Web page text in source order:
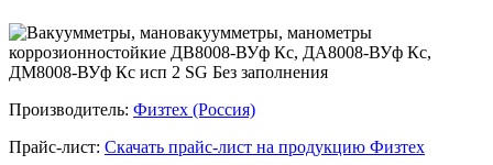
Производитель: Физтех (Россия)
Прайс-лист: Скачать прайс-лист на продукцию Физтех